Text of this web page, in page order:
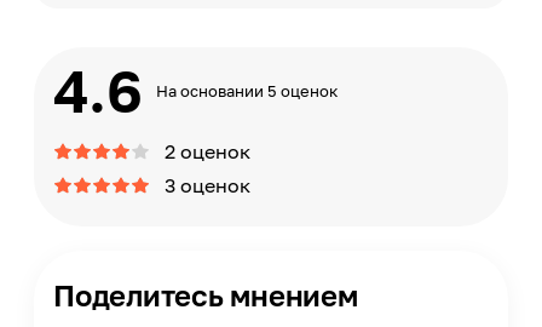
4.6 На основании 5 оценок
2 оценок
3 оценок
Поделитесь мнением